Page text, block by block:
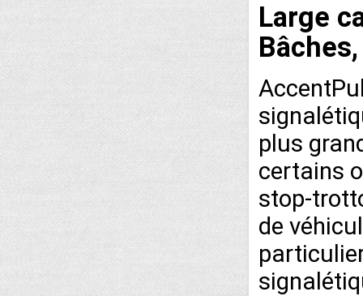
Large
plus
certains
stop-
de